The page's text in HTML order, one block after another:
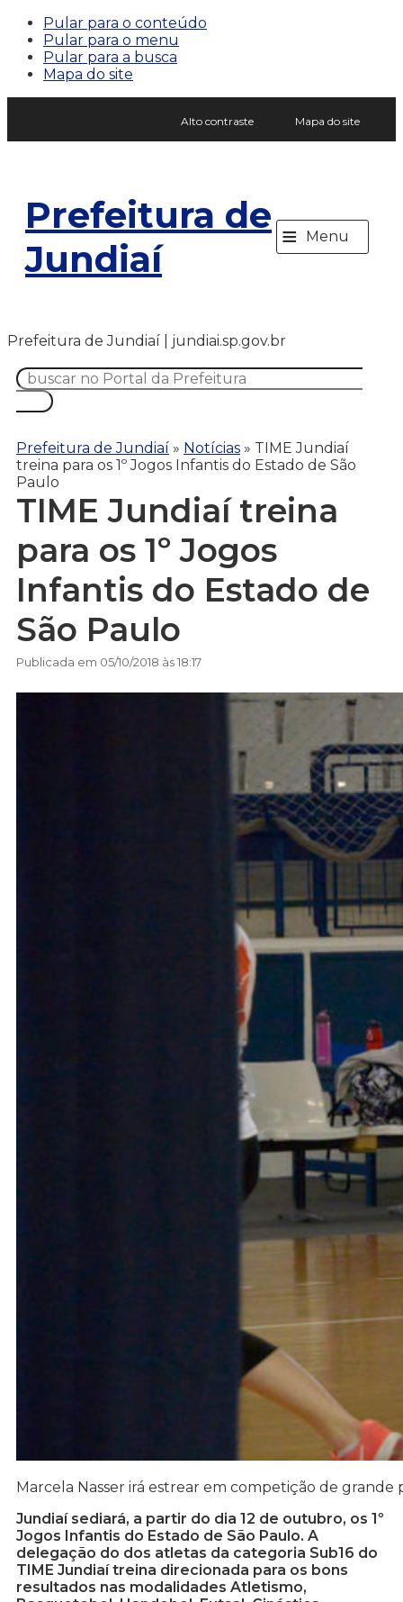
Pular para o conteúdo
Pular para o menu
Pular para a busca
Mapa do site
Alto contraste Mapa do site
Prefeitura de
Jundiaí
≡ Menu
Prefeitura de Jundiaí | jundiai.sp.gov.br
Prefeitura de Jundiaí » Notícias » TIME Jundiaí
treina para os 1º Jogos Infantis do Estado de São
Paulo
TIME Jundiaí treina
para os 1º Jogos
Infantis do Estado de
São Paulo
Publicada em 05/10/2018 às 18:17
Marcela Nasser irá estrear em competição de grande
Jundiaí sediará, a partir do dia 12 de outubro, os 1º
Jogos Infantis do Estado de São Paulo. A
delegação do dos atletas da categoria Sub16 do
TIME Jundiaí treina direcionada para os bons
resultados nas modalidades Atletismo,